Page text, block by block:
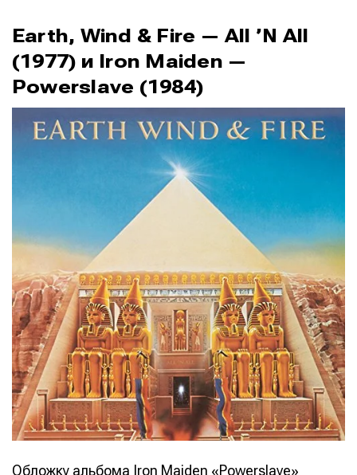
Earth, Wind & Fire — All ’N All
(1977) и Iron Maiden —
Powerslave (1984)
Обложку альбома Iron Maiden «Powerslave»